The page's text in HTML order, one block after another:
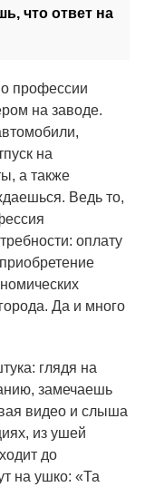
что ответ на
профессии
на заводе.
на
а также
Ведь то,
оплату
Да и много
глядя на
замечаешь
видео и слыша
из ушей
до
на ушко: «Та